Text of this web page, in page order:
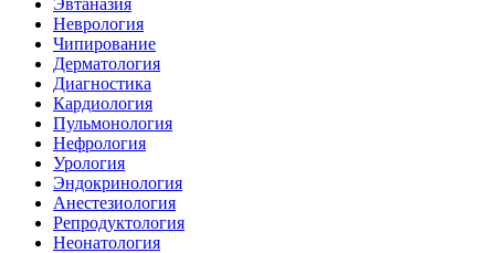
Неврология
Чипирование
Дерматология
Диагностика
Кардиология
Пульмонология
Нефрология
Урология
Эндокринология
Анестезиология
Репродуктология
Неонатология